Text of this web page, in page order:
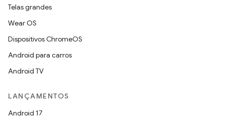
Telas grandes
Wear OS
Dispositivos ChromeOS
Android para carros
Android TV
LANÇAMENTOS
Android 17